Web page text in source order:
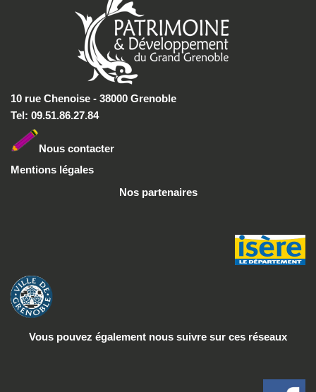
10 rue Chenoise - 38000 Grenoble
Tel: 09.51.86.27.84
Nous contacter
Mentions légales
Nos partenaires
Vous pouvez également nous suivre sur ces réseaux